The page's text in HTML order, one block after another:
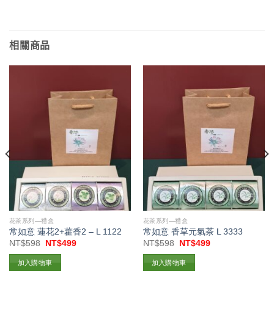
相關商品
花茶系列—禮盒
常如意 蓮花2+藿香2 – L 1122
NT$598
原
價
格：
NT$598。
NT$499目
加入購物車
花茶系列—禮盒
常如意 香草元氣茶 L 3333
NT$598
原
價
格：
NT$598。
NT$499目
加入購物車